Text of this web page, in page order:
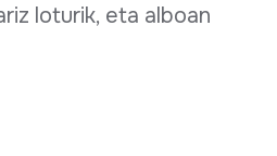
loturik, eta alboan